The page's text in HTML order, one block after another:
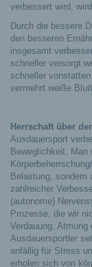
verbessert wird,
Durch die bessere
den besseren
insgesamt
schneller versorgt
schneller
vermehrt weiße
Herrschaft über
Ausdauersport
Beweglichkeit. Man
Belastung, sondern
zahlreicher
(autonome)
Prozesse, die wir
Verdauung,
Ausdauersportler
anfällig für Stress
erholen sich von